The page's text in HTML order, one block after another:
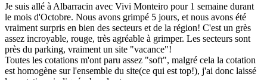
Je suis allé à Albarracin avec Vivi Monteiro pour 1 semaine durant
le mois d'Octobre. Nous avons grimpé 5 jours, et nous avons été
vraiment surpris en bien des secteurs et de la région! C'est un grès
assez incroyable, rouge, très agréable à grimper. Les secteurs sont
près du parking, vraiment un site "vacance"!
Toutes les cotations m'ont paru assez "soft", malgré cela la cotation
est homogène sur l'ensemble du site(ce qui est top!), j'ai donc laissé